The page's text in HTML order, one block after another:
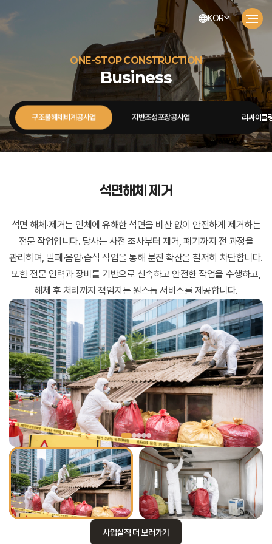
KOR
ONE-STOP CONSTRUCTION
Business
구조물해체비계공사업 지반조성포장공사업 리싸이클
석면해체 제거
석면 해체·제거는 인체에 유해한 석면을 비산 없이 안전하게 제거하는
전문 작업입니다. 당사는 사전 조사부터 제거, 폐기까지 전 과정을
관리하며, 밀폐·음압·습식 작업을 통해 분진 확산을 철저히 차단합니다.
또한 전문 인력과 장비를 기반으로 신속하고 안전한 작업을 수행하고,
해체 후 처리까지 책임지는 원스톱 서비스를 제공합니다.
사업실적 더 보러가기